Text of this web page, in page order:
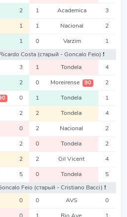
2 1 Academica 3
1 1 Nacional 2
1 0 Varzim
1
Costa (старый - Goncalo Feio) ❗️
3 1 Tondela 4
2 0 Moreirense 90 2
0 1 Tondela 1
2 2 Tondela 4
0 2 Nacional 2
2 0 Tondela 2
2 2 Gil Vicent 4
5 0 Tondela
5
Feio (старый - Cristiano Bacci) ❗️
0 0 AVS 0